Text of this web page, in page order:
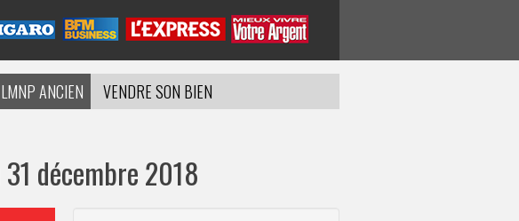
LMNP ANCIEN
VENDRE SON BIEN
décembre 2018